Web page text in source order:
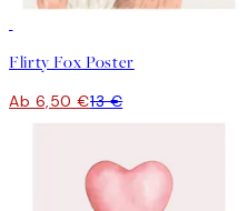
Flirty Fox Poster
Ab 6,50 €13 €